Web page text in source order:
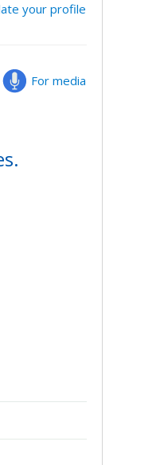
your profile
For media